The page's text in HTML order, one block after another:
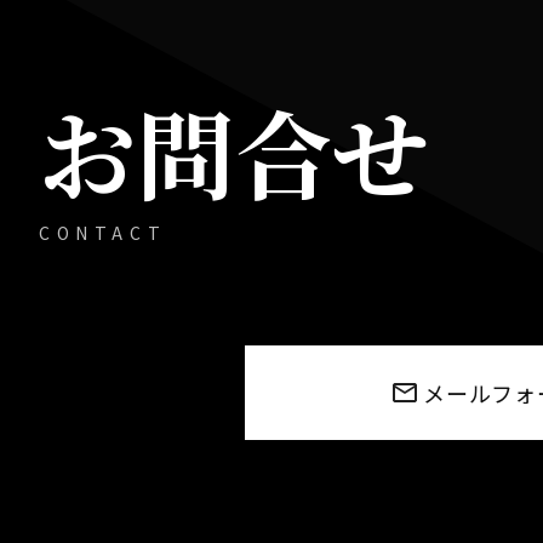
お問合せ
CONTACT
メールフ